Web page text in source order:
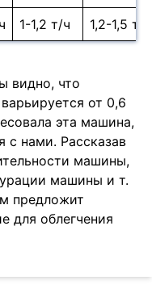
1-1,2 т/ч 1,2-1,5 т/ч
видно, что
от 0,6
эта машина,
с нами. Рассказав
машины,
машины и т.
предложит
для облегчения